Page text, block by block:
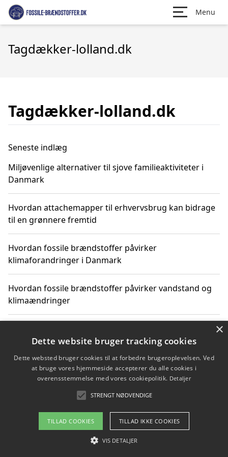
Menu
Tagdækker-lolland.dk
Tagdækker-lolland.dk
Seneste indlæg
Miljøvenlige alternativer til sjove familieaktiviteter i
Danmark
Hvordan attachemapper til erhvervsbrug kan bidrage
til en grønnere fremtid
Hvordan fossile brændstoffer påvirker
klimaforandringer i Danmark
Hvordan fossile brændstoffer påvirker vandstand og
klimaændringer
vores perspektiv
Copyright 2026 - Pilanto Aps
Om / kontakt
×
Dette website bruger tracking cookies
Dette websted bruger cookies til at forbedre brugeroplevelsen. Ved
at bruge vores hjemmeside accepterer du alle cookies i
overensstemmelse med vores cookiepolitik. Detaljer
STRENGT NØDVENDIGE
TILLAD COOKIES TILLAD IKKE COOKIES
VIS DETALJER